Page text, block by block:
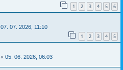
1 2 3 4 5 6
07. 07. 2026, 11:10
1 2 3 4 5
« 05. 06. 2026, 06:03